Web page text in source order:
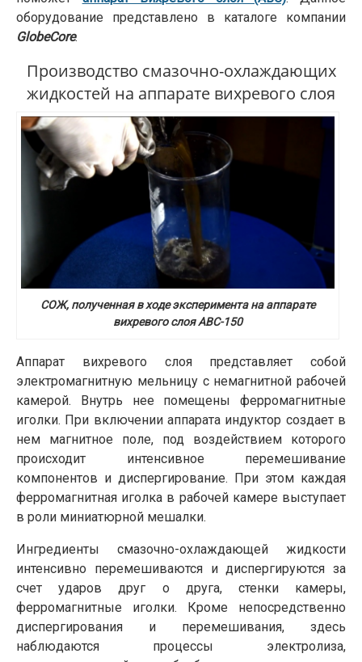
оборудование представлено в каталоге компании
GlobeCore.
Производство смазочно-охлаждающих
жидкостей на аппарате вихревого слоя
СОЖ, полученная в ходе эксперимента на аппарате
вихревого слоя АВС-150
Аппарат вихревого слоя представляет собой
электромагнитную мельницу с немагнитной рабочей
камерой. Внутрь нее помещены ферромагнитные
иголки. При включении аппарата индуктор создает в
нем магнитное поле, под воздействием которого
происходит интенсивное перемешивание
компонентов и диспергирование. При этом каждая
ферромагнитная иголка в рабочей камере выступает
в роли миниатюрной мешалки.
Ингредиенты смазочно-охлаждающей жидкости
интенсивно перемешиваются и диспергируются за
счет ударов друг о друга, стенки камеры,
ферромагнитные иголки. Кроме непосредственно
диспергирования и перемешивания, здесь
наблюдаются процессы электролиза,